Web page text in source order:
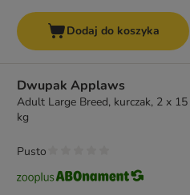
Dodaj do koszyka
Dwupak Applaws
Adult Large Breed, kurczak, 2 x 15
kg
Pusto